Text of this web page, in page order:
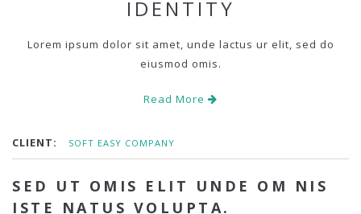
IDENTITY
Lorem ipsum dolor sit amet, unde lactus ur elit, sed do
eiusmod omis.
Read More
CLIENT: SOFT EASY COMPANY
SED UT OMIS ELIT UNDE OM NIS
ISTE NATUS VOLUPTA.